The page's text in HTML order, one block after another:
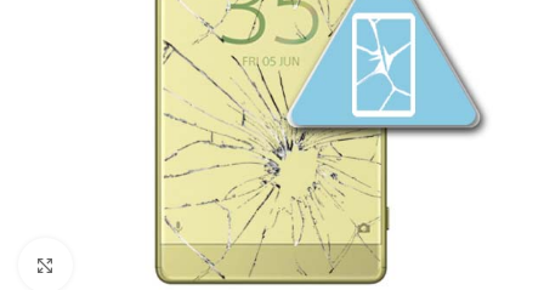
Click to enlarge